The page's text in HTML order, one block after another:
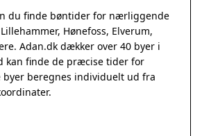
du finde bøntider for nærliggende
Hønefoss, Elverum,
Adan.dk dækker over 40 byer i
kan finde de præcise tider for
byer beregnes individuelt ud fra